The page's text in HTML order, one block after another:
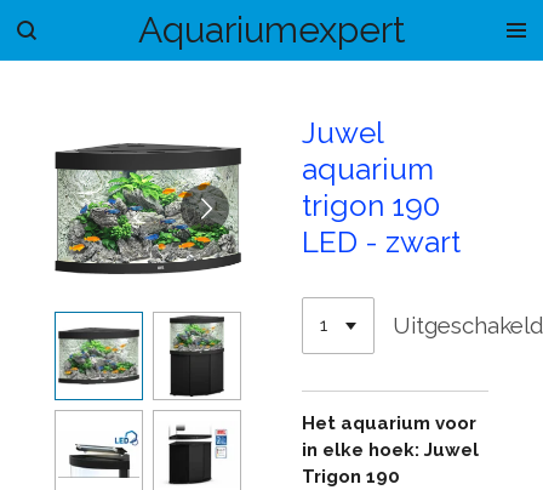
Ga
Aquariumexpert
Juwel
aquarium
trigon 190
LED - zwart
Het aquarium voor
in elke hoek: Juwel
Trigon 190